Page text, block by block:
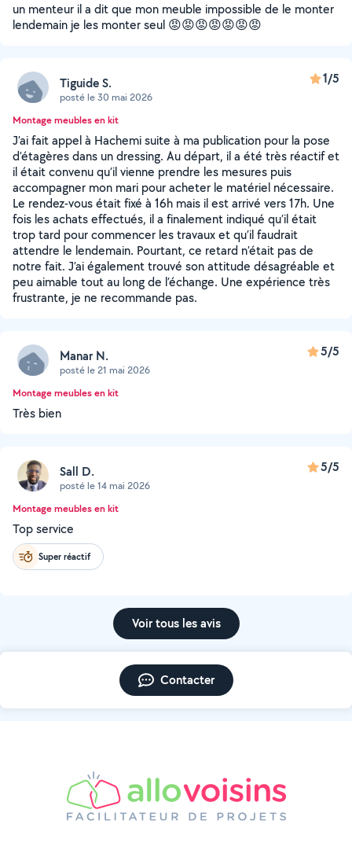
un menteur il a dit que mon meuble impossible de le monter
lendemain je les monter seul 😡😡😡😡😡😡😡
Tiguide S.
posté le 30 mai 2026
1/5
Montage meubles en kit
J’ai fait appel à Hachemi suite à ma publication pour la pose
d’étagères dans un dressing. Au départ, il a été très réactif et
il était convenu qu’il vienne prendre les mesures puis
accompagner mon mari pour acheter le matériel nécessaire.
Le rendez-vous était fixé à 16h mais il est arrivé vers 17h. Une
fois les achats effectués, il a finalement indiqué qu’il était
trop tard pour commencer les travaux et qu’il faudrait
attendre le lendemain. Pourtant, ce retard n’était pas de
notre fait. J’ai également trouvé son attitude désagréable et
peu aimable tout au long de l’échange. Une expérience très
frustrante, je ne recommande pas.
Manar N.
posté le 21 mai 2026
5/5
Montage meubles en kit
Très bien
Sall D.
posté le 14 mai 2026
5/5
Montage meubles en kit
Top service
Super réactif
Voir tous les avis
Contacter